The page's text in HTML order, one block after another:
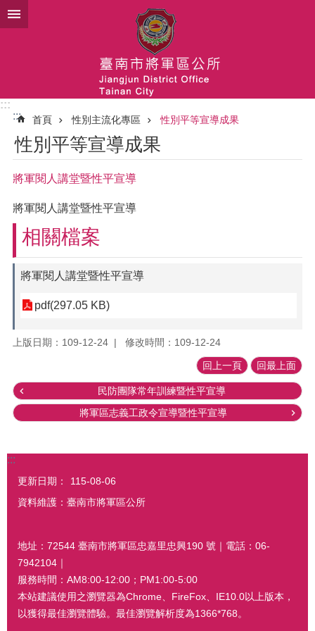
跳到主要內容區塊
:::
:::
首頁 性別主流化專區 性別平等宣導成果
性別平等宣導成果
將軍閱人講堂暨性平宣導
將軍閱人講堂暨性平宣導
相關檔案
將軍閱人講堂暨性平宣導
pdf(297.05 KB)
上版日期：109-12-24 修改時間：109-12-24
回上一頁 回最上面
民防團隊常年訓練暨性平宣導
將軍區志義工政令宣導暨性平宣導
:::
更新日期：
115-08-06
資料維護：臺南市將軍區公所
地址：72544 臺南市將軍區忠嘉里忠興190 號｜電話：06-
7942104｜
服務時間：AM8:00-12:00；PM1:00-5:00
本站建議使用之瀏覽器為Chrome、FireFox、IE10.0以上版本，
以獲得最佳瀏覽體驗。最佳瀏覽解析度為1366*768。